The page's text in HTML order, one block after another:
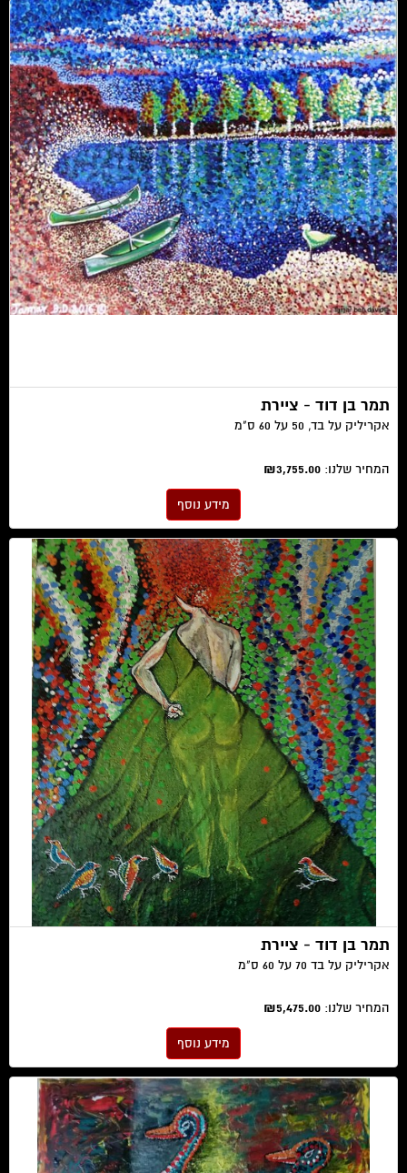
תמר בן דוד - ציירת
אקריליק על בד, 50 על 60 ס"מ
המחיר שלנו: ₪3,755.00
מידע נוסף
תמר בן דוד - ציירת
אקריליק על בד 70 על 60 ס"מ
המחיר שלנו: ₪5,475.00
מידע נוסף